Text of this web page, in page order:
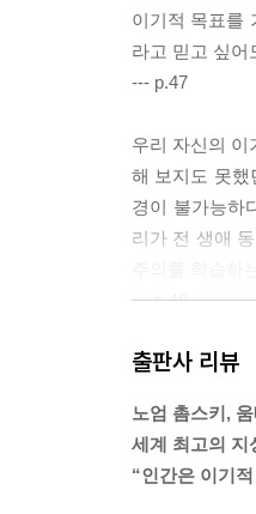
이기적 목표를
라고 믿고 싶어
--- p.47
우리 자신의 이
해 보지도 못했
경이 불가능하
리가 전 생애
--- p.48
자기 복제자가
을까? 그들은
부질없는 일이
과 차단된 채
출판사 리뷰
노엄 촘스키,
세계 최고의 지
“인간은 이기